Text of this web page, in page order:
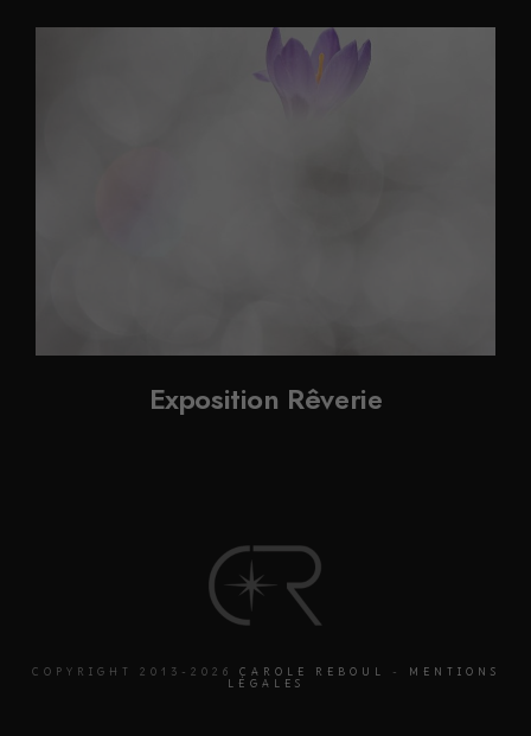
Exposition Rêverie
COPYRIGHT 2013-2026 CAROLE REBOUL -
MENTIONS
LÉGALES